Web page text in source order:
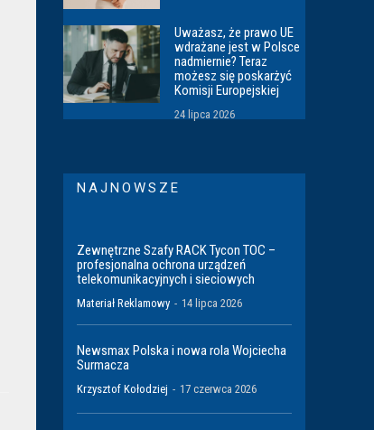
Uważasz, że prawo UE
wdrażane jest w Polsce
nadmiernie? Teraz
możesz się poskarżyć
Komisji Europejskiej
24 lipca 2026
NAJNOWSZE
Zewnętrzne Szafy RACK Tycon TOC –
profesjonalna ochrona urządzeń
telekomunikacyjnych i sieciowych
Materiał Reklamowy - 14 lipca 2026
Newsmax Polska i nowa rola Wojciecha
Surmacza
Krzysztof Kołodziej - 17 czerwca 2026